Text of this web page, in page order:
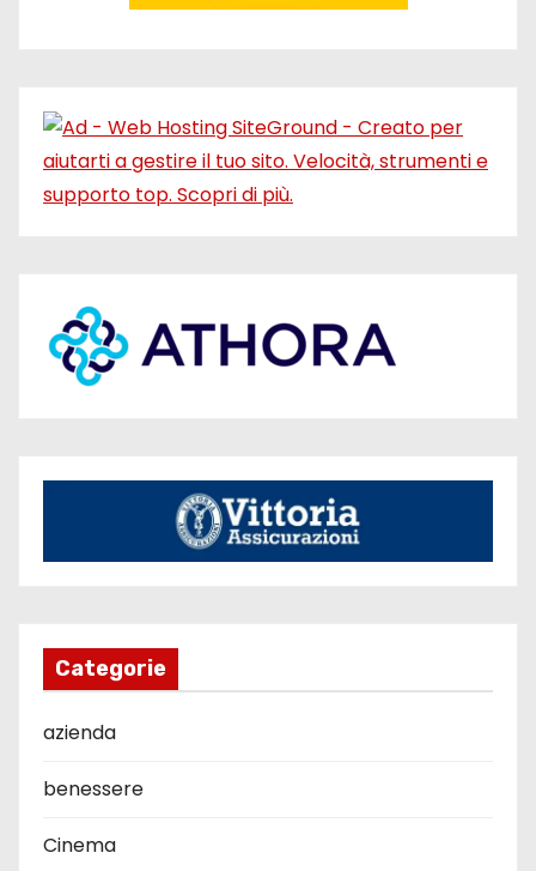
Categorie
azienda
benessere
Cinema